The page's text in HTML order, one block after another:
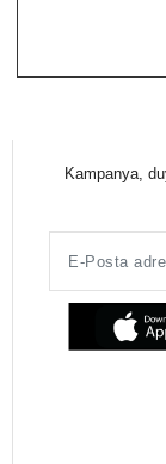
Kampanya,